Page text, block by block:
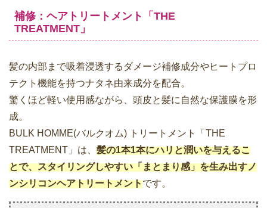
補修：ヘアトリートメント「THE
TREATMENT」
髪の内部まで吸着浸透するダメージ補修成分やヒートプロ
テクト機能を持つナタネ由来成分を配合。
驚くほど軽い使用感ながら、頭皮と髪に自然な保護膜を形
成。
BULK HOMME(バルクオム) トリートメント「THE
TREATMENT」は、 髪の1本1本にハリと潤いを与えるこ
とで、スタイリングしやすい「まとまり感」を生み出すノ
ンシリコンヘアトリートメントです。